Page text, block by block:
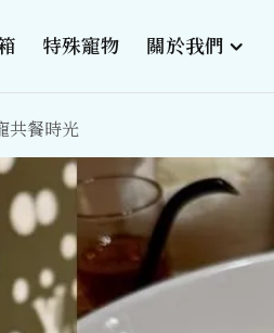
特殊寵物 關於我們
共餐時光